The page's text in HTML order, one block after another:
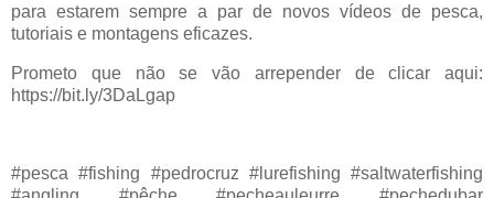
para estarem sempre a par de novos vídeos de pesca,
tutoriais e montagens eficazes.
Prometo que não se vão arrepender de clicar aqui:
https://bit.ly/3DaLgap
#pesca #fishing #pedrocruz #lurefishing #saltwaterfishing